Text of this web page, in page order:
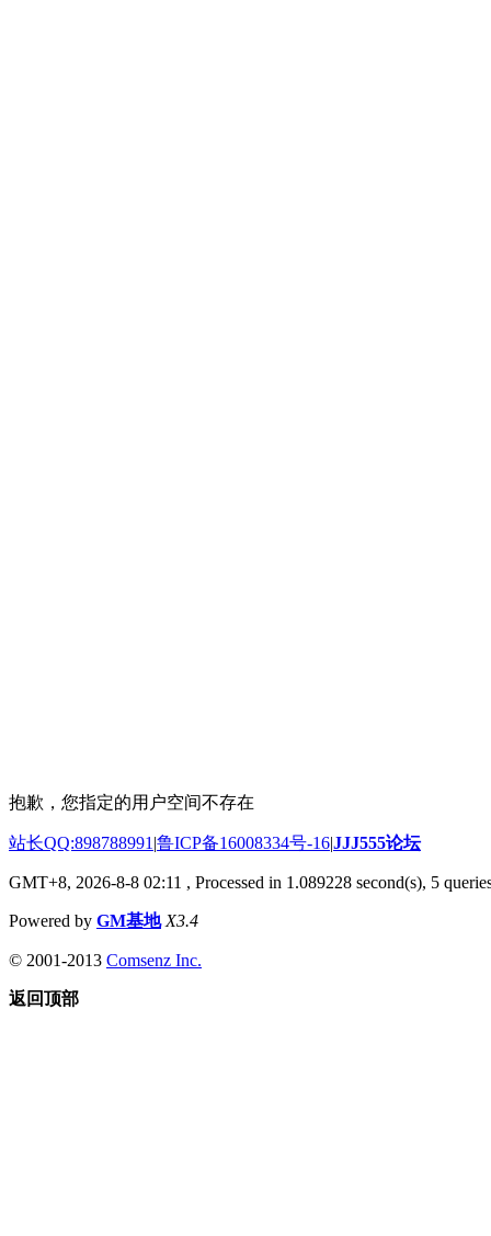
抱歉，您指定的用户空间不存在
站长QQ:898788991 |鲁ICP备16008334号-16|JJJ555论坛
GMT+8, 2026-8-8 02:11 , Processed in 1.089228 second(s), 5
Powered by GM基地 X3.4
© 2001-2013 Comsenz Inc.
返回顶部